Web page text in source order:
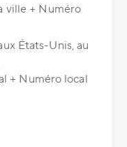
ville + Numéro
États-Unis, au
+ Numéro local